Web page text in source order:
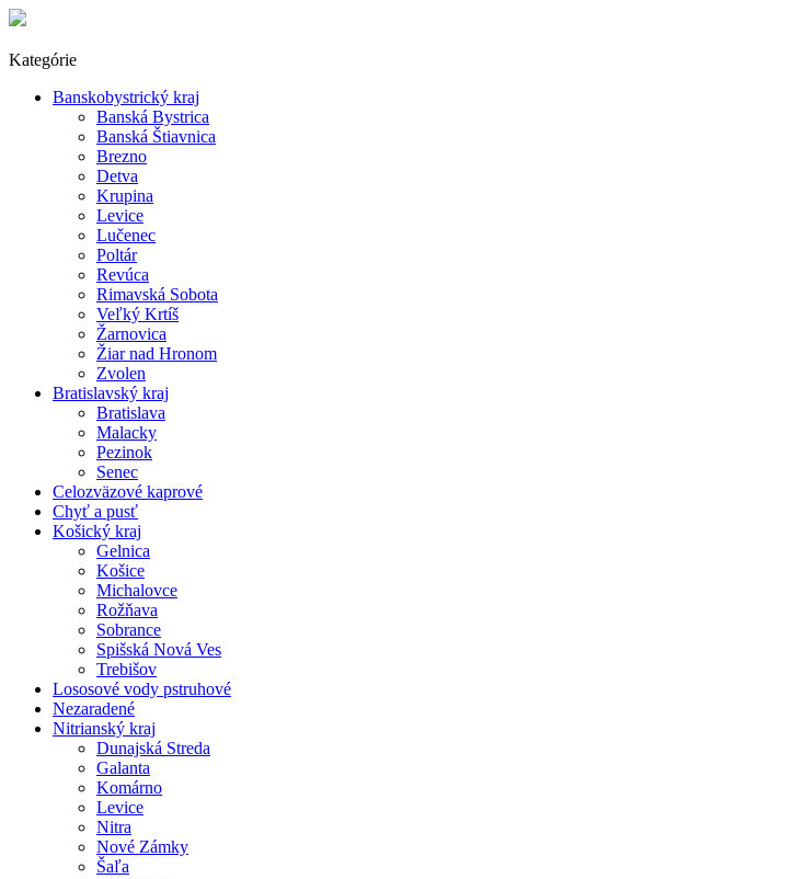
Kategórie
Banskobystrický kraj
Banská Bystrica
Banská Štiavnica
Brezno
Detva
Krupina
Levice
Lučenec
Poltár
Revúca
Rimavská Sobota
Veľký Krtíš
Žarnovica
Žiar nad Hronom
Zvolen
Bratislavský kraj
Bratislava
Malacky
Pezinok
Senec
Celozväzové kaprové
Chyť a pusť
Košický kraj
Gelnica
Košice
Michalovce
Rožňava
Sobrance
Spišská Nová Ves
Trebišov
Lososové vody pstruhové
Nezaradené
Nitrianský kraj
Dunajská Streda
Galanta
Komárno
Levice
Nitra
Nové Zámky
Šaľa